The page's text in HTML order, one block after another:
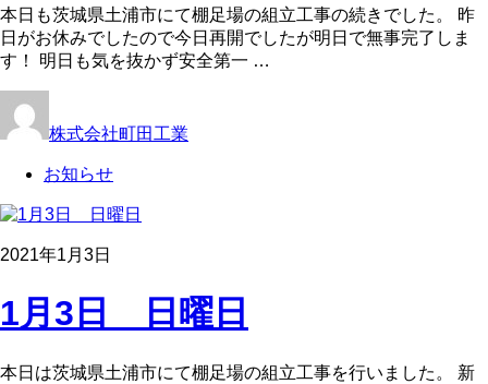
本日も茨城県土浦市にて棚足場の組立工事の続きでした。 昨
日がお休みでしたので今日再開でしたが明日で無事完了しま
す！ 明日も気を抜かず安全第一 …
株式会社町田工業
お知らせ
2021年1月3日
1月3日 日曜日
本日は茨城県土浦市にて棚足場の組立工事を行いました。 新